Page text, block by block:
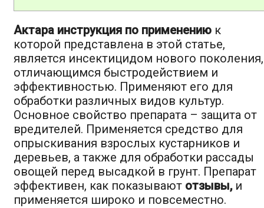
Актара инструкция по применению к
которой представлена в этой статье,
является инсектицидом нового поколения,
отличающимся быстродействием и
эффективностью. Применяют его для
обработки различных видов культур.
Основное свойство препарата – защита от
вредителей. Применяется средство для
опрыскивания взрослых кустарников и
деревьев, а также для обработки рассады
овощей перед высадкой в грунт. Препарат
эффективен, как показывают отзывы,и
применяется широко и повсеместно.